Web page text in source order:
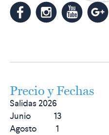
mknl
Precio y Fechas
Salidas 2026
Junio 13
Agosto 1